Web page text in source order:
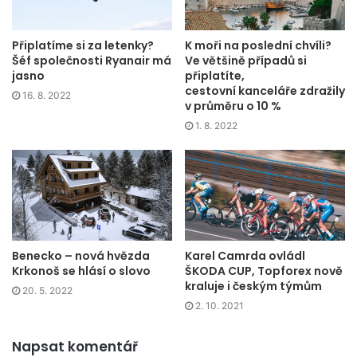
partnerem je Nadační fond ŠKODA AUTO, sdružuje
vynálezce a inovátory. Letos má za cíl především
vybudovat lokální komunitu makerů a představit již
fungující místní aktivity a spolky a iniciovat vznik nových.
V loňském roce akci navštívilo přes 2500 lidí. „Odezva
prvního ročníku v Mladé Boleslavi překonala naše
loňský ročník letos navážeme a představíme ještě o něco
více místních makerů,“dodává koordinátor festivalu Daniel
Jirotka.
Kompletní přehled vystavovatelů je zde
Připlatíme si za letenky?
Šéf společnosti Ryanair má
jasno
16. 8. 2022
K moři na poslední chvíli?
Ve většině případů si
připlatíte,
cestovní kanceláře zdražily
v průměru o 10 %
1. 8. 2022
Benecko – nová hvězda
Krkonoš se hlásí o slovo
20. 5. 2022
Karel Camrda ovládl
ŠKODA CUP, Topforex nově
kraluje i českým týmům
2. 10. 2021
Napsat komentář